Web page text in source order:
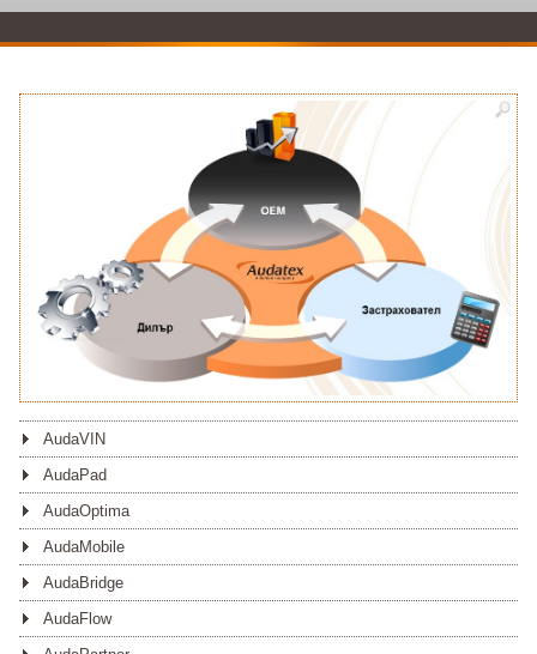
AudaVIN
AudaPad
AudaOptima
AudaMobile
AudaBridge
AudaFlow